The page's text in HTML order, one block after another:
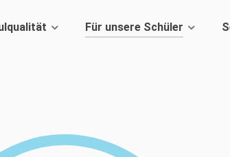
Für unsere Schüler